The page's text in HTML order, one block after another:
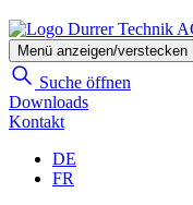
Menü anzeigen/verstecken
Suche öffnen
Downloads
Kontakt
DE
FR